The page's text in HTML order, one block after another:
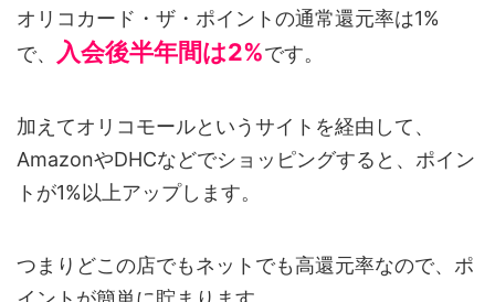
オリコカード・ザ・ポイントの通常還元率は1%
で、
入会後半年間は2%です。
加えてオリコモールというサイトを経由して、
AmazonやDHCなどでショッピングすると、ポイン
トが1%以上アップします。
つまりどこの店でもネットでも高還元率なので、ポ